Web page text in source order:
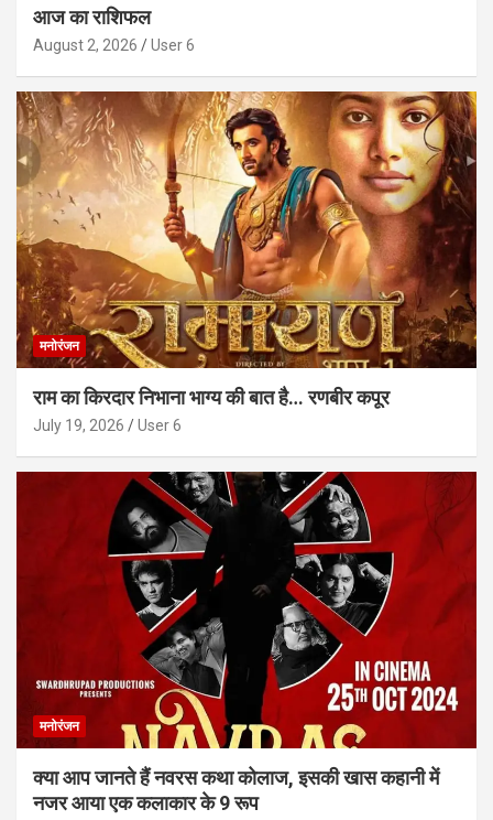
आज का राशिफल
August 2, 2026 User 6
मनोरंजन
राम का किरदार निभाना भाग्य की बात है… रणबीर कपूर
July 19, 2026 User 6
मनोरंजन
क्या आप जानते हैं नवरस कथा कोलाज, इसकी खास कहानी में
नजर आया एक कलाकार के 9 रूप